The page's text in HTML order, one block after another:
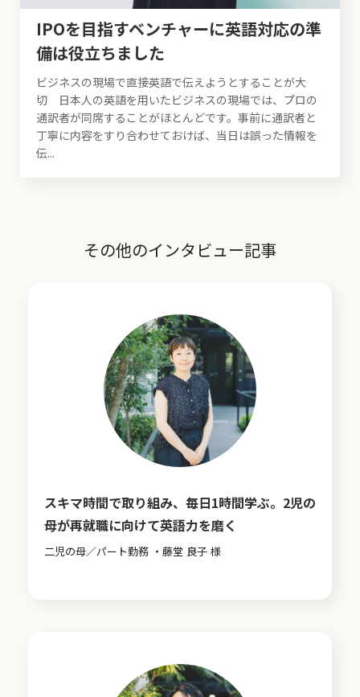
IPOを目指すベンチャーに英語対応の準
備は役立ちました
ビジネスの現場で直接英語で伝えようとすることが大
切 日本人の英語を用いたビジネスの現場では、プロの
通訳者が同席することがほとんどです。事前に通訳者と
丁寧に内容をすり合わせておけば、当日は誤った情報を
伝...
その他のインタビュー記事
スキマ時間で取り組み、毎日1時間学ぶ。2児の
母が再就職に向けて英語力を磨く
二児の母／パート勤務 ・藤堂 良子 様